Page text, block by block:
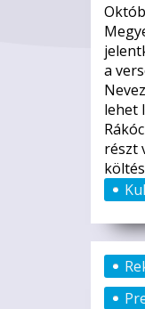
a
lehet
részt